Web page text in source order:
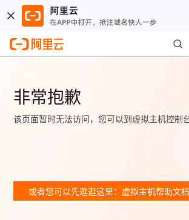
非常抱歉
该页面暂时无法访问，您可以到虚拟主机控制
或者您可以先逛逛这里：虚拟主机帮助文